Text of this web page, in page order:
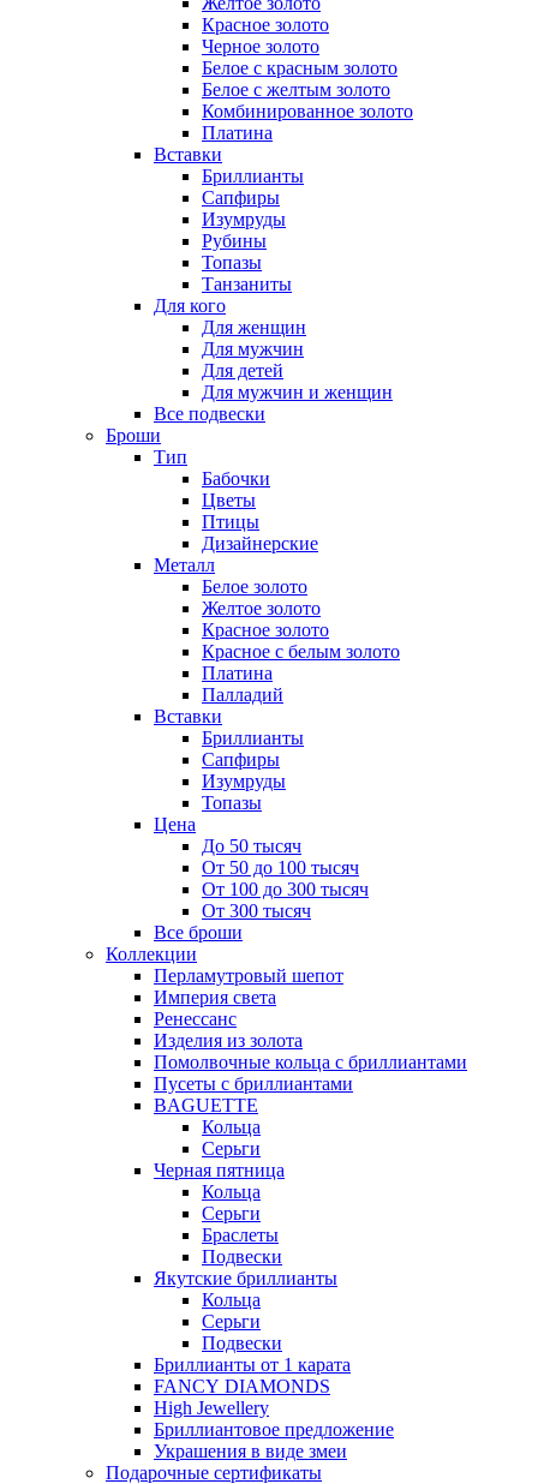
Красное золото
Черное золото
Белое с красным золото
Белое с желтым золото
Комбинированное золото
Платина
Вставки
Бриллианты
Сапфиры
Изумруды
Рубины
Топазы
Танзаниты
Для кого
Для женщин
Для мужчин
Для детей
Для мужчин и женщин
Все подвески
Броши
Тип
Бабочки
Цветы
Птицы
Дизайнерские
Металл
Белое золото
Желтое золото
Красное золото
Красное с белым золото
Платина
Палладий
Вставки
Бриллианты
Сапфиры
Изумруды
Топазы
Цена
До 50 тысяч
От 50 до 100 тысяч
От 100 до 300 тысяч
От 300 тысяч
Все броши
Коллекции
Перламутровый шепот
Империя света
Ренессанс
Изделия из золота
Помолвочные кольца с бриллиантами
Пусеты с бриллиантами
BAGUETTE
Кольца
Серьги
Черная пятница
Кольца
Серьги
Браслеты
Подвески
Якутские бриллианты
Кольца
Серьги
Подвески
Бриллианты от 1 карата
FANCY DIAMONDS
High Jewellery
Бриллиантовое предложение
Украшения в виде змеи
Подарочные сертификаты